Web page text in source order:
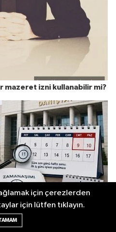
mazeret izni kullanabilir mi?
gün hafta sonuna gelirse
için çerezlerden
için lütfen tıklayın.